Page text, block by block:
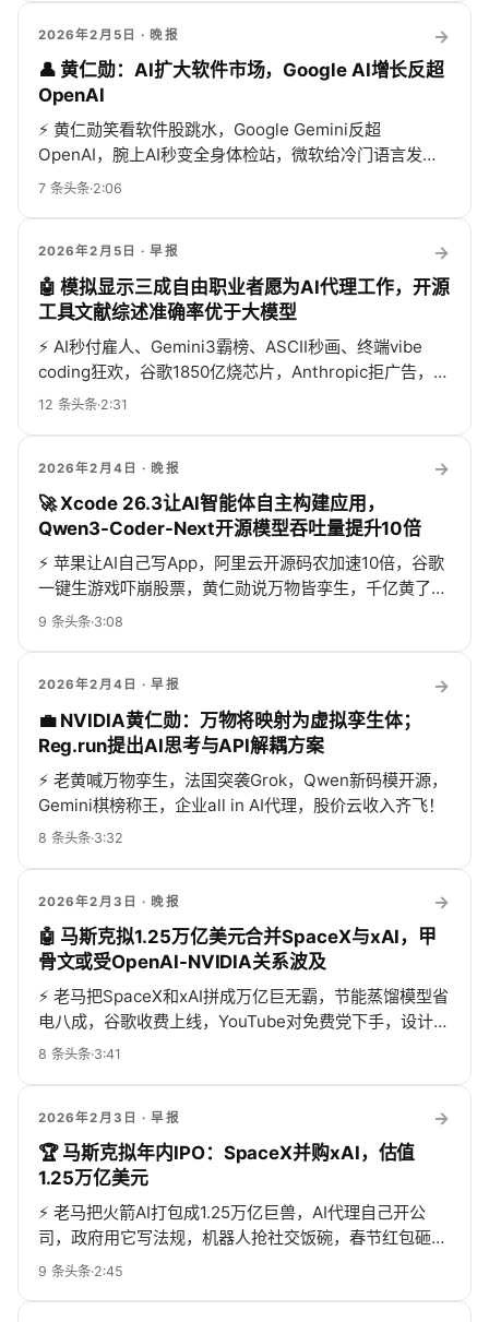
2026年2月5日 · 晚报
→
👤 黄仁勋：AI扩大软件市场，Google AI增长反超
OpenAI
⚡ 黄仁勋笑看软件股跳水，Google Gemini反超
OpenAI，腕上AI秒变全身体检站，微软给冷门语言发话
筒，NVIDIA让AI自己写代码，50美元“终身”ChatGPT遭
7 条头条·2:06
2026年2月5日 · 早报
→
🤖 模拟显示三成自由职业者愿为AI代理工作，开源
工具文献综述准确率优于大模型
⚡ AI秒付雇人、Gemini3霸榜、ASCII秒画、终端vibe
coding狂欢，谷歌1850亿烧芯片，Anthropic拒广告，高
教却快被抄...
12 条头条·2:31
2026年2月4日 · 晚报
→
🚀 Xcode 26.3让AI智能体自主构建应用，
Qwen3-Coder-Next开源模型吞吐量提升10倍
⚡ 苹果让AI自己写App，阿里云开源码农加速10倍，谷歌
一键生游戏吓崩股票，黄仁勋说万物皆孪生，千亿黄了，
氢气AI找材料，疫苗AI被盯安全，国际报告刷屏……
9 条头条·3:08
2026年2月4日 · 早报
→
💼 NVIDIA黄仁勋：万物将映射为虚拟孪生体；
Reg.run提出AI思考与API解耦方案
⚡ 老黄喊万物孪生，法国突袭Grok，Qwen新码模开源，
Gemini棋榜称王，企业all in AI代理，股价云收入齐飞！
8 条头条·3:32
2026年2月3日 · 晚报
→
🤖 马斯克拟1.25万亿美元合并SpaceX与xAI，甲
骨文或受OpenAI-NVIDIA关系波及
⚡ 老马把SpaceX和xAI拼成万亿巨无霸，节能蒸馏模型省
电八成，谷歌收费上线，YouTube对免费党下手，设计师
靠脑子反杀AI，ChatGPT偏爱卫报，NV新通信黑科技给
8 条头条·3:41
2026年2月3日 · 早报
→
🏆 马斯克拟年内IPO：SpaceX并购xAI，估值
1.25万亿美元
⚡ 老马把火箭AI打包成1.25万亿巨兽，AI代理自己开公
司，政府用它写法规，机器人抢社交饭碗，春节红包砸4
亿，招聘先防AI假人，语音悬浮麦随时开喷，行业疯到没
9 条头条·2:45